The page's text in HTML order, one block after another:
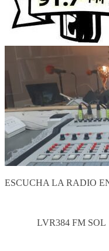
ESCUCHA LA RADIO
LVR384 FM SOL